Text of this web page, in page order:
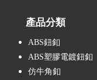
產品分類
ABS鈕釦
ABS塑膠電鍍鈕釦
仿牛角釦